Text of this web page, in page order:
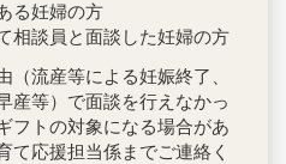
る妊婦の方
相談員と面談した妊婦の方
（流産等による妊娠終了、
産等）で面談を行えなかっ
フトの対象になる場合があ
て応援担当係までご連絡く